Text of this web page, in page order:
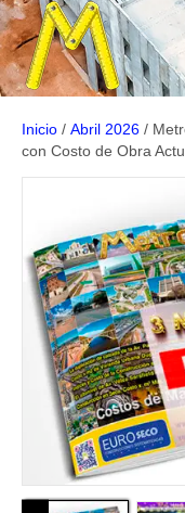
Inicio / Abril 2026 /
con Costo de Obra